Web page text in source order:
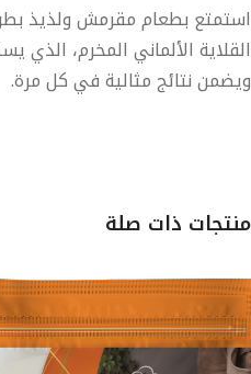
بطعام مقرمش ولذيذ
الألماني المخرم، الذي
نتائج مثالية في كل مرة.
ذات صلة